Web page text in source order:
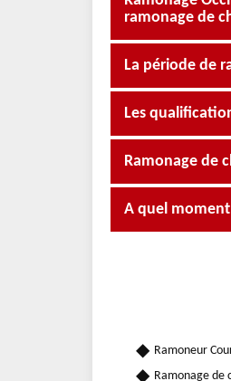
ramonage de
La période de
Les
Ramonage de
A quel
Ramoneur
Ramonage de